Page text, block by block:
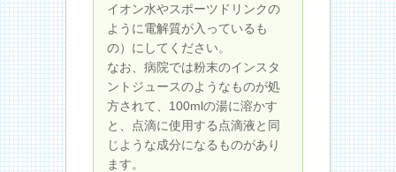
イオン水やスポーツドリンクの
ように電解質が入っているも
の）にしてください。
なお、病院では粉末のインスタ
ントジュースのようなものが処
方されて、100mlの湯に溶かす
と、点滴に使用する点滴液と同
じような成分になるものがあり
ます。